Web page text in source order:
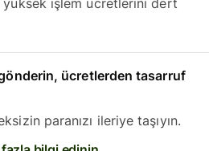
yüksek işlem ücretlerini dert
gönderin, ücretlerden tasarruf
paranızı ileriye taşıyın.